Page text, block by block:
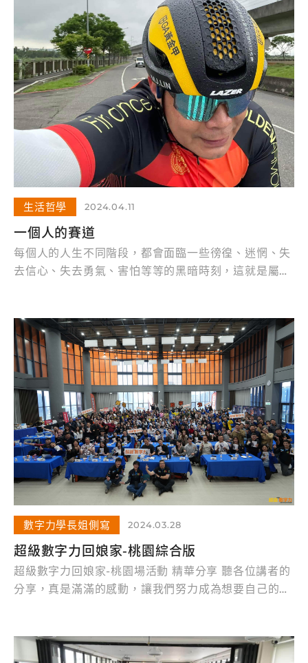
生活哲學 2024.04.11
一個人的賽道
每個人的人生不同階段，都會面臨一些徬徨、迷惘、失
去信心、失去勇氣、害怕等等的黑暗時刻，這就是屬於
數字力學長姐側寫 2024.03.28
超級數字力回娘家-桃園綜合版
超級數字力回娘家-桃園場活動 精華分享 聽各位講者的
分享，真是滿滿的感動，讓我們努力成為想要自己的模